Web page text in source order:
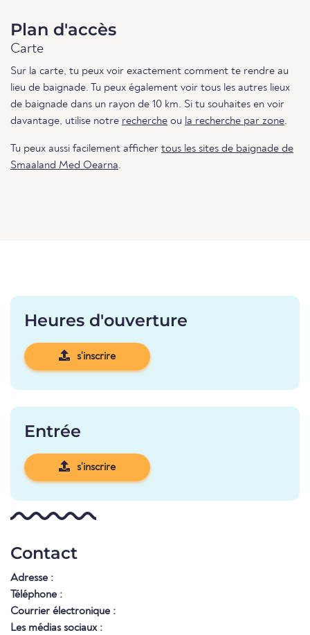
Plan d'accès
Carte
Sur la carte, tu peux voir exactement comment te rendre au
lieu de baignade. Tu peux également voir tous les autres lieux
de baignade dans un rayon de 10 km. Si tu souhaites en voir
davantage, utilise notre recherche ou la recherche par zone.
Tu peux aussi facilement afficher tous les sites de baignade de
Smaaland Med Oearna.
Heures d'ouverture
s'inscrire
Entrée
s'inscrire
Contact
Adresse :
Téléphone :
Courrier électronique :
Les médias sociaux :